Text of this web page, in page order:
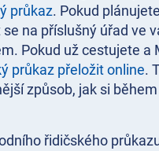
průkaz. Pokud plánujete
na příslušný úřad ve
Pokud už cestujete a
průkaz přeložit online.
způsob, jak si
řidičského